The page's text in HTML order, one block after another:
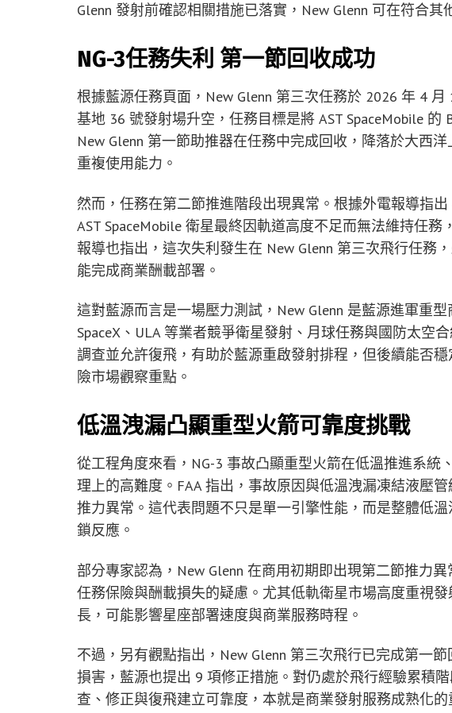
Glenn 發射前確認相關措施已落實，New Glenn 可在符合其
NG-3任務失利 第一節回收成功
根據藍源任務頁面，New Glenn 第三次任務於 2026 年 4
基地 36 號發射場升空，任務目標是將 AST SpaceMobile 的
New Glenn 第一節助推器在任務中完成回收，降落於大西
重複使用能力。
然而，任務在第二節推進階段出現異常。根據外電報導指
AST SpaceMobile 衛星最終因軌道高度不足而無法維持任務
報導也指出，這次失利發生在 New Glenn 第三次飛行任務
能完成商業酬載部署。
這對藍源而言是一場壓力測試，New Glenn 是藍源進軍重
SpaceX、ULA 等業者競爭衛星發射、月球任務與國防太空
調查並允許復飛，有助於藍源重啟發射排程，但後續能否
險市場觀察重點。
低溫洩漏凸顯重型火箭可靠度挑戰
從工程角度來看，NG-3 事故凸顯重型火箭在低溫推進系統
理上的高難度。FAA 指出，事故原因與低溫洩漏凍結液壓
推力異常。這代表問題不只是單一引擎性能，而是整體低
鎖反應。
部分專家認為，New Glenn 在商用初期即出現第二節推力
任務保險與酬載損失的疑慮。尤其低軌衛星市場高度重視
長，可能影響星座部署速度與商業服務時程。
不過，另有觀點指出，New Glenn 第三次飛行已完成第一
損害，藍源也提出 9 項修正措施。對仍處於飛行經驗累積
查、修正與復飛建立可靠度，本就是商業發射服務成熟化的